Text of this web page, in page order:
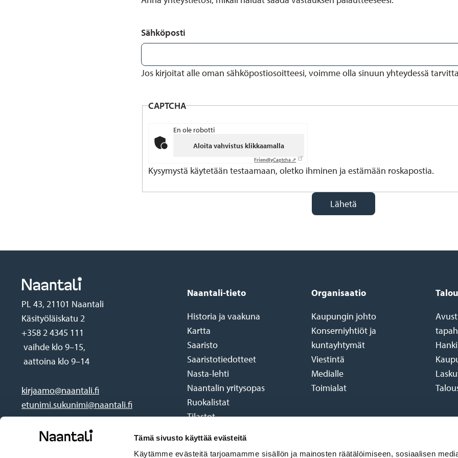
Tämä sivusto käyttää evästeitä
Käytämme evästeitä tarjoamamme sisällön ja mainosten räätälöimiseen, sosiaalisen
Sähköposti
Jos kirjoitat alle oman sähköpostiosoitteesi, voimme olla sinuun yhteydessä
CAPTCHA
En ole robotti
Aloita vahvistus klikkaamalla
FriendlyCaptcha ⇗
Kysymystä käytetään testaamaan, oletko ihminen ja estämään roskapostia.
PL 43, 21101 Naantali
Käsityöläiskatu 2
+358 2 4345 111
vaihde klo 9–15,
aattoina klo 9–14
kirjaamo@naantali.fi
etunimi.sukunimi@naantali.fi
Footer
Naantali-tieto
Historia ja vaakuna
Kartta
Saaristo
Saaristotiedotteet
Nasta-lehti
Naantalin yritysopas
Ruokalistat
Tilastot
Organisaatio
Kaupungin johto
Konserniyhtiöt ja
kuntayhtymät
Viestintä
Medialle
Toimialat